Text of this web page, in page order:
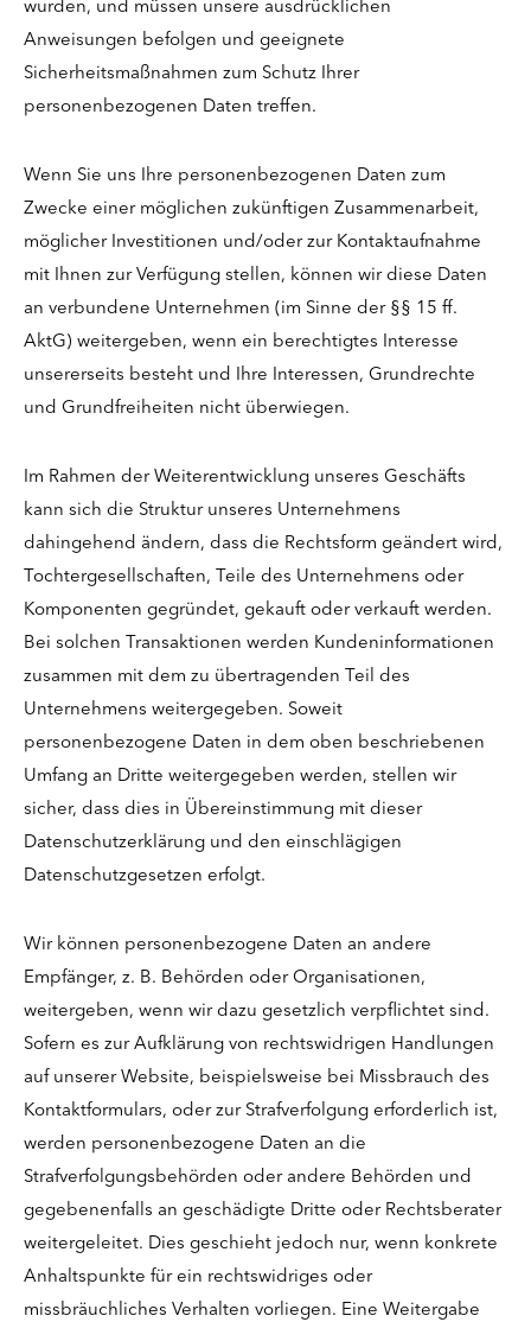
Anweisungen befolgen und geeignete
Sicherheitsmaßnahmen zum Schutz Ihrer
personenbezogenen Daten treffen.
Wenn Sie uns Ihre personenbezogenen Daten zum
Zwecke einer möglichen zukünftigen Zusammenarbeit,
möglicher Investitionen und/oder zur Kontaktaufnahme
mit Ihnen zur Verfügung stellen, können wir diese Daten
an verbundene Unternehmen (im Sinne der §§ 15 ff.
AktG) weitergeben, wenn ein berechtigtes Interesse
unsererseits besteht und Ihre Interessen, Grundrechte
und Grundfreiheiten nicht überwiegen.
Im Rahmen der Weiterentwicklung unseres Geschäfts
kann sich die Struktur unseres Unternehmens
dahingehend ändern, dass die Rechtsform geändert wird,
Tochtergesellschaften, Teile des Unternehmens oder
Komponenten gegründet, gekauft oder verkauft werden.
Bei solchen Transaktionen werden Kundeninformationen
zusammen mit dem zu übertragenden Teil des
Unternehmens weitergegeben. Soweit
personenbezogene Daten in dem oben beschriebenen
Umfang an Dritte weitergegeben werden, stellen wir
sicher, dass dies in Übereinstimmung mit dieser
Datenschutzerklärung und den einschlägigen
Datenschutzgesetzen erfolgt.
Wir können personenbezogene Daten an andere
Empfänger, z. B. Behörden oder Organisationen,
weitergeben, wenn wir dazu gesetzlich verpflichtet sind.
Sofern es zur Aufklärung von rechtswidrigen Handlungen
auf unserer Website, beispielsweise bei Missbrauch des
Kontaktformulars, oder zur Strafverfolgung erforderlich ist,
werden personenbezogene Daten an die
Strafverfolgungsbehörden oder andere Behörden und
gegebenenfalls an geschädigte Dritte oder Rechtsberater
weitergeleitet. Dies geschieht jedoch nur, wenn konkrete
Anhaltspunkte für ein rechtswidriges oder
missbräuchliches Verhalten vorliegen. Eine Weitergabe